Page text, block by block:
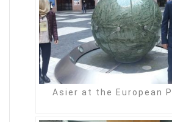
Asier at the European